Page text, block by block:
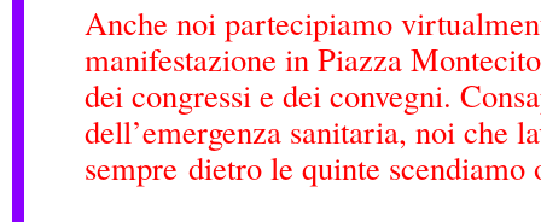
Anche noi partecipiamo
manifestazione in Piazza
dei congressi e dei convegni.
dell’emergenza sanitaria, noi che
sempre dietro le quinte